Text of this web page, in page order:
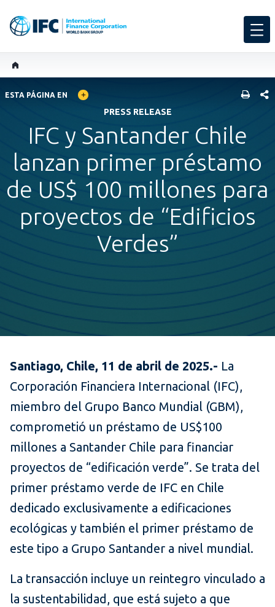
GLOBAL LANGUAGE TOGGLER
ESTA PÁGINA EN
PRESS RELEASE
IFC y Santander Chile
lanzan primer préstamo
de US$ 100 millones para
proyectos de “Edificios
Verdes”
Santiago, Chile, 11 de abril de 2025.- La
Corporación Financiera Internacional (IFC),
miembro del Grupo Banco Mundial (GBM),
comprometió un préstamo de US$100
millones a Santander Chile para financiar
proyectos de “edificación verde”. Se trata del
primer préstamo verde de IFC en Chile
dedicado exclusivamente a edificaciones
ecológicas y también el primer préstamo de
este tipo a Grupo Santander a nivel mundial.
La transacción incluye un reintegro vinculado a
la sustentabilidad, que está sujeto a que